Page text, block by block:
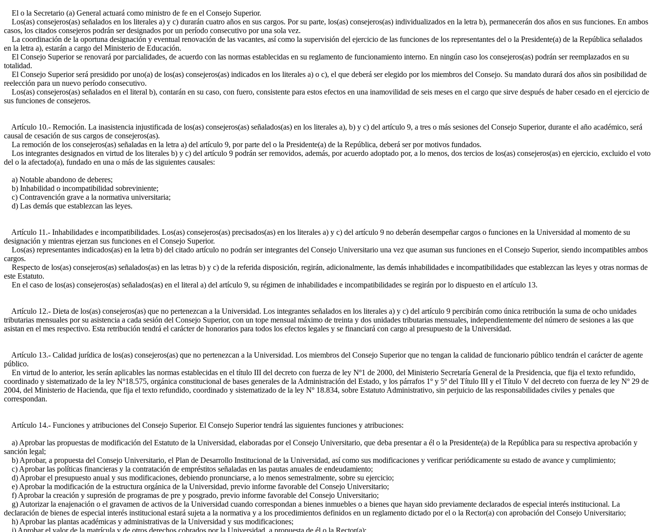
El o la Secretario (a) General actuará como ministro de fe en el Consejo Superior.
Los(as) consejeros(as) señalados en los literales a) y c) durarán cuatro años en sus cargos. Por su parte, los(as) consejeros(as) individualizados en la letra b), permanecerán dos años en sus funciones. En ambos
casos, los citados consejeros podrán ser designados por un período consecutivo por una sola vez.
La coordinación de la oportuna designación y eventual renovación de las vacantes, así como la supervisión del ejercicio de las funciones de los representantes del o la Presidente(a) de la República señalados
en la letra a), estarán a cargo del Ministerio de Educación.
El Consejo Superior se renovará por parcialidades, de acuerdo con las normas establecidas en su reglamento de funcionamiento interno. En ningún caso los consejeros(as) podrán ser reemplazados en su
totalidad.
El Consejo Superior será presidido por uno(a) de los(as) consejeros(as) indicados en los literales a) o c), el que deberá ser elegido por los miembros del Consejo. Su mandato durará dos años sin posibilidad de
reelección para un nuevo período consecutivo.
Los(as) consejeros(as) señalados en el literal b), contarán en su caso, con fuero, consistente para estos efectos en una inamovilidad de seis meses en el cargo que sirve después de haber cesado en el ejercicio de
sus funciones de consejeros.
Artículo 10.- Remoción. La inasistencia injustificada de los(as) consejeros(as) señalados(as) en los literales a), b) y c) del artículo 9, a tres o más sesiones del Consejo Superior, durante el año académico, será
causal de cesación de sus cargos de consejeros(as).
La remoción de los consejeros(as) señaladas en la letra a) del artículo 9, por parte del o la Presidente(a) de la República, deberá ser por motivos fundados.
Los integrantes designados en virtud de los literales b) y c) del artículo 9 podrán ser removidos, además, por acuerdo adoptado por, a lo menos, dos tercios de los(as) consejeros(as) en ejercicio, excluido el voto
del o la afectado(a), fundado en una o más de las siguientes causales:
a) Notable abandono de deberes;
b) Inhabilidad o incompatibilidad sobreviniente;
c) Contravención grave a la normativa universitaria;
d) Las demás que establezcan las leyes.
Artículo 11.- Inhabilidades e incompatibilidades. Los(as) consejeros(as) precisados(as) en los literales a) y c) del artículo 9 no deberán desempeñar cargos o funciones en la Universidad al momento de su
designación y mientras ejerzan sus funciones en el Consejo Superior.
Los(as) representantes indicados(as) en la letra b) del citado artículo no podrán ser integrantes del Consejo Universitario una vez que asuman sus funciones en el Consejo Superior, siendo incompatibles ambos
cargos.
Respecto de los(as) consejeros(as) señalados(as) en las letras b) y c) de la referida disposición, regirán, adicionalmente, las demás inhabilidades e incompatibilidades que establezcan las leyes y otras normas de
este Estatuto.
En el caso de los(as) consejeros(as) señalados(as) en el literal a) del artículo 9, su régimen de inhabilidades e incompatibilidades se regirán por lo dispuesto en el artículo 13.
Artículo 12.- Dieta de los(as) consejeros(as) que no pertenezcan a la Universidad. Los integrantes señalados en los literales a) y c) del artículo 9 percibirán como única retribución la suma de ocho unidades
tributarias mensuales por su asistencia a cada sesión del Consejo Superior, con un tope mensual máximo de treinta y dos unidades tributarias mensuales, independientemente del número de sesiones a las que
asistan en el mes respectivo. Esta retribución tendrá el carácter de honorarios para todos los efectos legales y se financiará con cargo al presupuesto de la Universidad.
Artículo 13.- Calidad jurídica de los(as) consejeros(as) que no pertenezcan a la Universidad. Los miembros del Consejo Superior que no tengan la calidad de funcionario público tendrán el carácter de agente
público.
En virtud de lo anterior, les serán aplicables las normas establecidas en el título III del decreto con fuerza de ley Nº1 de 2000, del Ministerio Secretaría General de la Presidencia, que fija el texto refundido,
coordinado y sistematizado de la ley Nº18.575, orgánica constitucional de bases generales de la Administración del Estado, y los párrafos 1º y 5º del Título III y el Título V del decreto con fuerza de ley Nº 29 de
2004, del Ministerio de Hacienda, que fija el texto refundido, coordinado y sistematizado de la ley Nº 18.834, sobre Estatuto Administrativo, sin perjuicio de las responsabilidades civiles y penales que
correspondan.
Artículo 14.- Funciones y atribuciones del Consejo Superior. El Consejo Superior tendrá las siguientes funciones y atribuciones:
a) Aprobar las propuestas de modificación del Estatuto de la Universidad, elaboradas por el Consejo Universitario, que deba presentar a él o la Presidente(a) de la República para su respectiva aprobación y
sanción legal;
b) Aprobar, a propuesta del Consejo Universitario, el Plan de Desarrollo Institucional de la Universidad, así como sus modificaciones y verificar periódicamente su estado de avance y cumplimiento;
c) Aprobar las políticas financieras y la contratación de empréstitos señaladas en las pautas anuales de endeudamiento;
d) Aprobar el presupuesto anual y sus modificaciones, debiendo pronunciarse, a lo menos semestralmente, sobre su ejercicio;
e) Aprobar la modificación de la estructura orgánica de la Universidad, previo informe favorable del Consejo Universitario;
f) Aprobar la creación y supresión de programas de pre y posgrado, previo informe favorable del Consejo Universitario;
g) Autorizar la enajenación o el gravamen de activos de la Universidad cuando correspondan a bienes inmuebles o a bienes que hayan sido previamente declarados de especial interés institucional. La
declaración de bienes de especial interés institucional estará sujeta a la normativa y a los procedimientos definidos en un reglamento dictado por el o la Rector(a) con aprobación del Consejo Universitario;
h) Aprobar las plantas académicas y administrativas de la Universidad y sus modificaciones;
i) Aprobar el valor de la matrícula y de otros derechos cobrados por la Universidad, a propuesta de él o la Rector(a);